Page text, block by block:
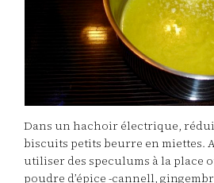
Dans un hachoir électrique,
biscuits petits beurre en miettes.
utiliser des speculums à la place
poudre d’épice -cannell,